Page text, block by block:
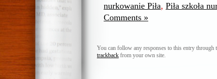
nurkowanie Piła, Piła szkoła
Comments »
You can follow any responses to this entry through
trackback from your own site.